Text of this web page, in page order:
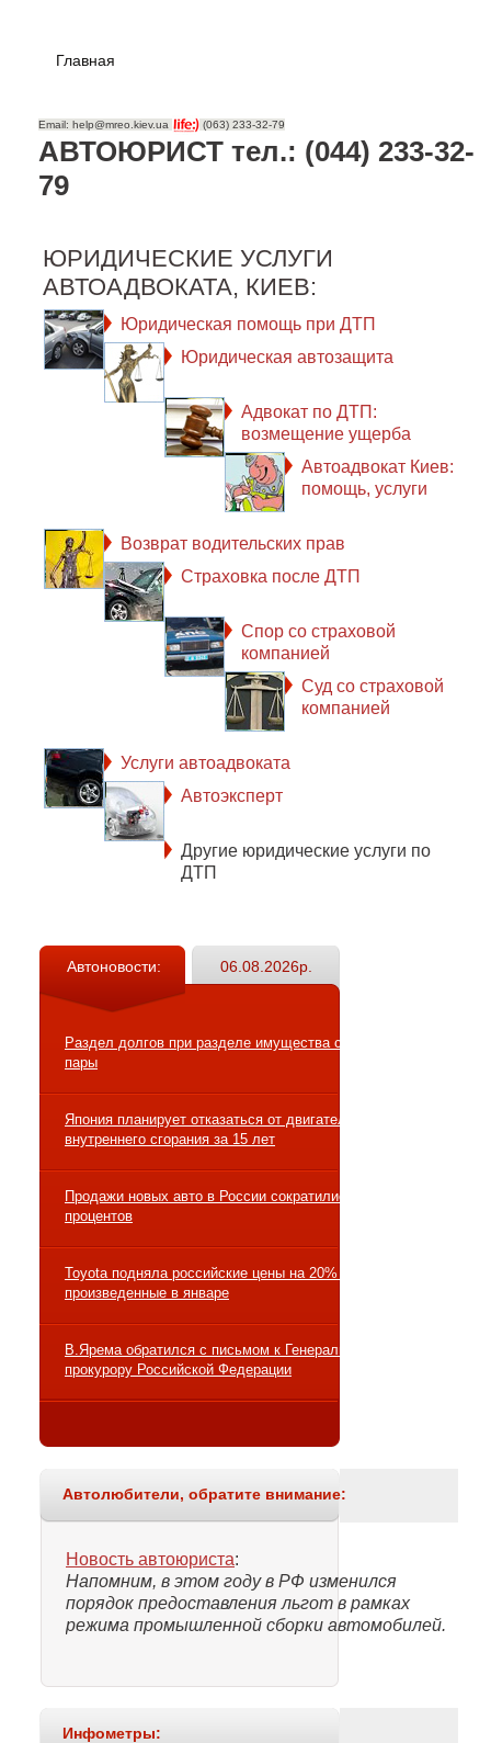
Главная
Email: help@mreo.kiev.ua (063) 233-32-79
АВТОЮРИСТ тел.: (044) 233-32-
79
ЮРИДИЧЕСКИЕ УСЛУГИ
АВТОАДВОКАТА, КИЕВ:
Юридическая помощь при ДТП
Юридическая автозащита
Адвокат по ДТП:
возмещение ущерба
Автоадвокат Киев:
помощь, услуги
Возврат водительских прав
Страховка после ДТП
Спор со страховой
компанией
Суд со страховой
компанией
Услуги автоадвоката
Автоэксперт
Другие юридические услуги по
ДТП
Автоновости: 06.08.2026р.
Раздел долгов при разделе имущества супружеской
пары
Япония планирует отказаться от двигателей
внутреннего сгорания за 15 лет
Продажи новых авто в России сократились на 10
процентов
Toyota подняла российские цены на 20% на авто,
произведенные в январе
В.Ярема обратился с письмом к Генеральному
прокурору Российской Федерации
Автолюбители, обратите внимание:
Новость автоюриста:
Напомним, в этом году в РФ изменился
порядок предоставления льгот в рамках
режима промышленной сборки автомобилей.
Инфометры: